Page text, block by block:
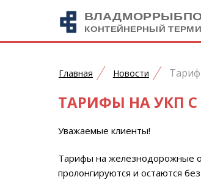
Главная Новости
ТАРИФЫ НА УКП С
Уважаемые клиенты!
Тарифы на железнодорожные
пролонгируются и остаются